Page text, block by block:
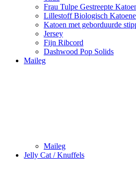
Frau Tulpe Gestreepte
Lillestoff Biologisch
Katoen met geborduurde
Jersey
Fijn Ribcord
Dashwood Pop Solids
Maileg
Maileg
Jelly Cat / Knuffels